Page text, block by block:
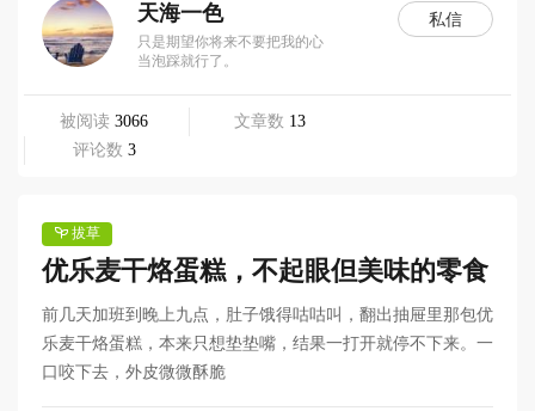
天海一色
只是期望你将来不要把我的心
当泡踩就行了。
私信
被阅读 3066 文章数 13
评论数 3
拔草
优乐麦干烙蛋糕，不起眼但美味的零食
前几天加班到晚上九点，肚子饿得咕咕叫，翻出抽屉里那包优
乐麦干烙蛋糕，本来只想垫垫嘴，结果一打开就停不下来。一
口咬下去，外皮微微酥脆